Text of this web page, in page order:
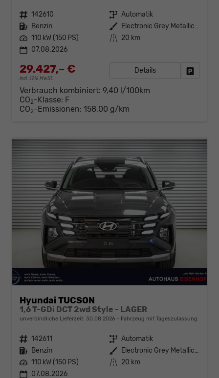
Fahrzeugnr. 142610 Getriebe Automatik
Kraftstoff Benzin Außenfarbe
Electronic Grey Metallic ()
Leistung 110 kW (150 PS) Kilometerstand 20 km
07.08.2026
29.427,– €
incl. 19% MwSt.
Details
Verbrauch kombiniert: 9,40 l/100km
CO2-Klasse: F
CO2-Emissionen: 158,00 g/km
Hyundai TUCSON
1,6 T-GDi DCT 2wd Style - LAGER
unverbindliche Lieferzeit: 30.08.2026 Fahrzeug mit Tageszulassung
Fahrzeugnr. 142611 Getriebe Automatik
Kraftstoff Benzin Außenfarbe
Electronic Grey Metallic ()
Leistung 110 kW (150 PS) Kilometerstand 20 km
07.08.2026